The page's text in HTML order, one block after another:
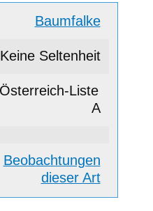
Baumfalke
Keine Seltenheit
A
Beobachtungen
dieser Art